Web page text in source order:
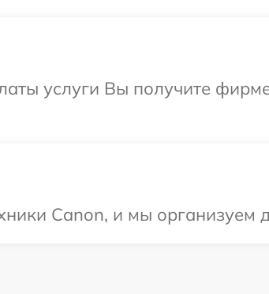
услуги Вы получите
Canon, и мы организуем